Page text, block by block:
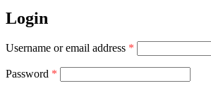
Login
Username or email address *
Password *